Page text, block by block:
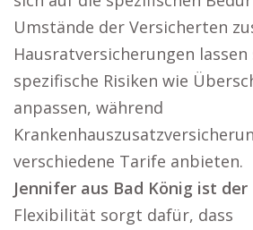
Umstände der Versicherten
Hausratversicherungen
spezifische Risiken wie
anpassen, während
verschiedene Tarife anbieten.
Jennifer aus Bad König ist der
Flexibilität sorgt dafür, dass